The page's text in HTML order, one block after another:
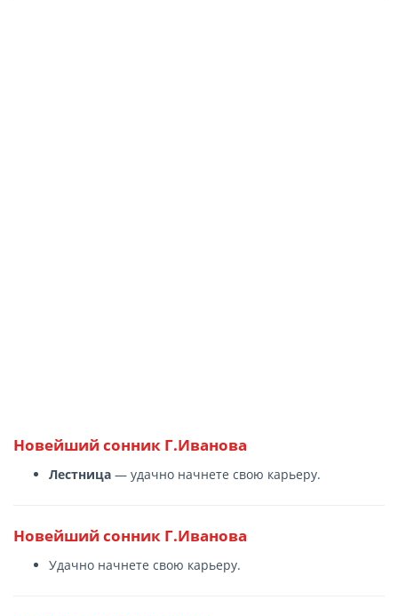
Новейший сонник Г.Иванова
Лестница — удачно начнете свою карьеру.
Новейший сонник Г.Иванова
Удачно начнете свою карьеру.